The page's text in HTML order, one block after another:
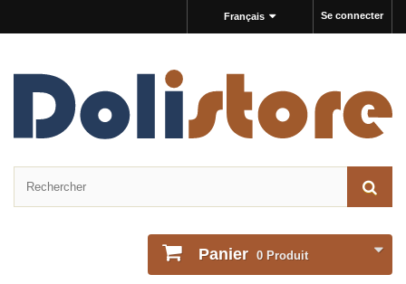
Se connecter
Français
Panier 0 Produit